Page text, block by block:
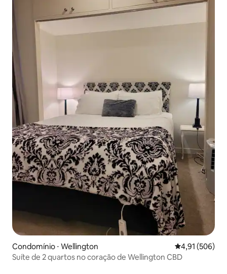
Condomínio ⋅ Wellington 4,91 de uma
4,91 (506)
Suíte de 2 quartos no coração de Wellington CBD